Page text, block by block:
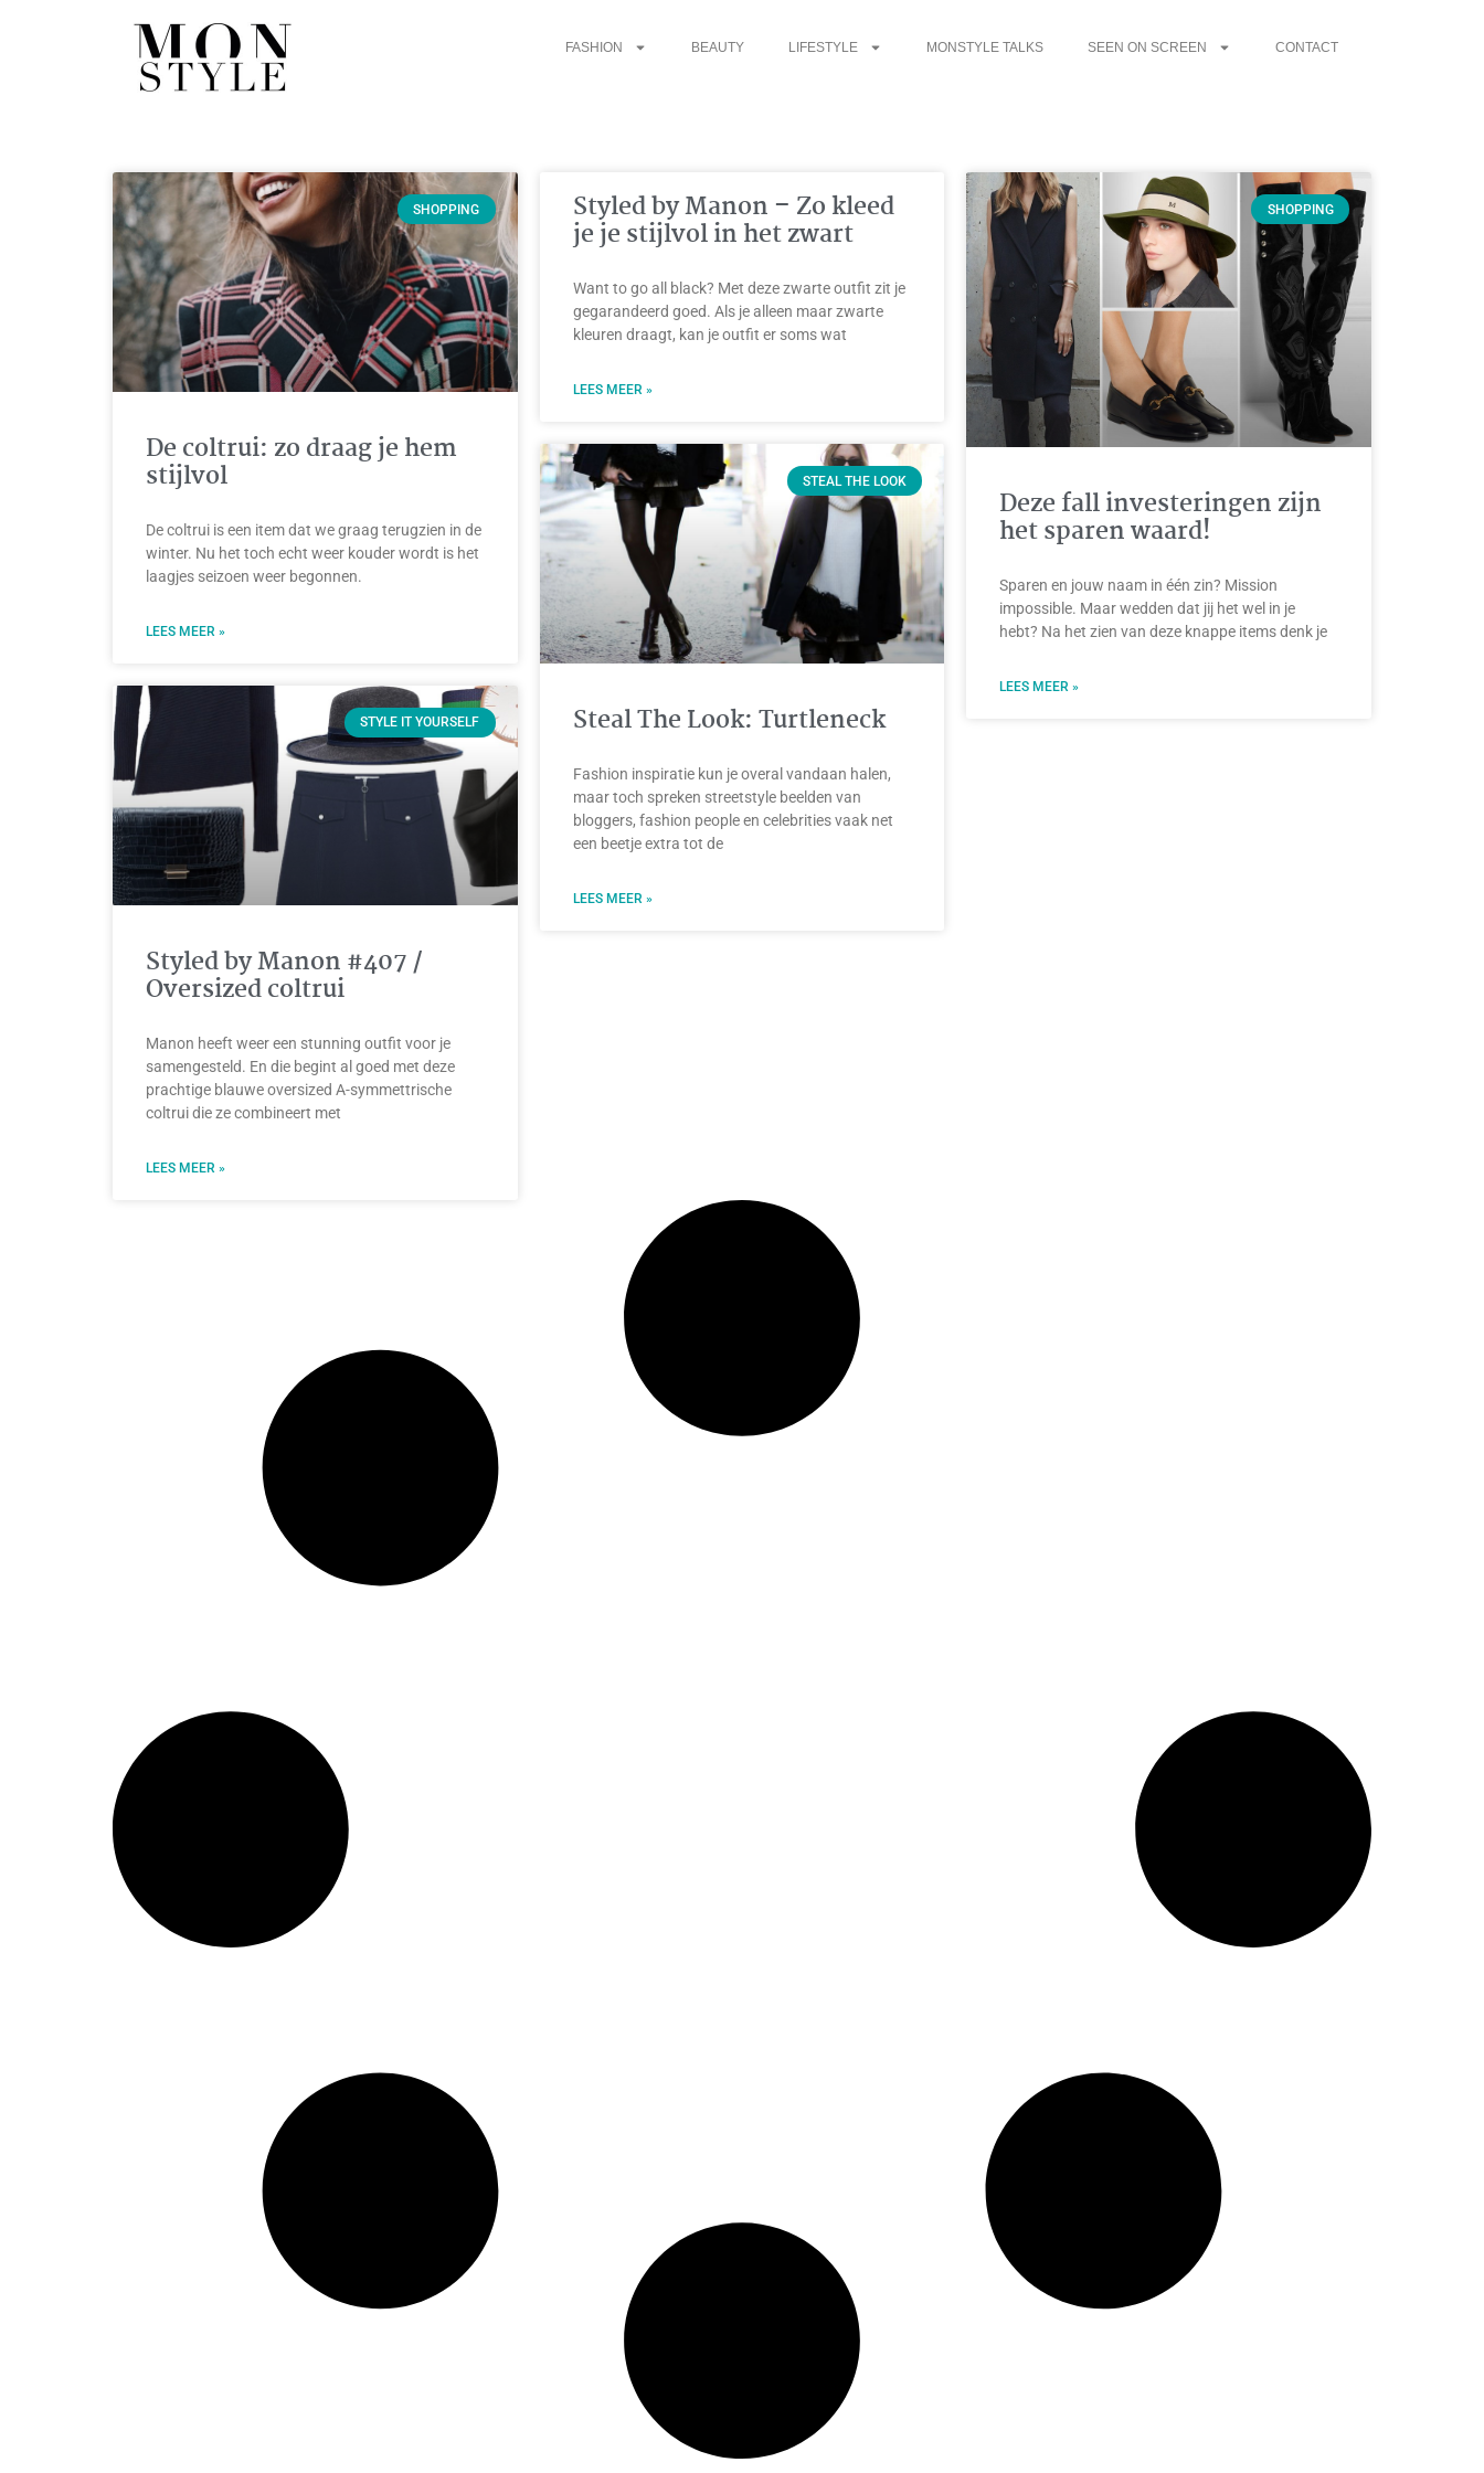
FASHION BEAUTY LIFESTYLE MONSTYLE TALKS SEEN ON SCREEN CONTACT
SHOPPING
De coltrui: zo draag je hem
stijlvol
De coltrui is een item dat we graag terugzien in de
winter. Nu het toch echt weer kouder wordt is het
laagjes seizoen weer begonnen.
LEES MEER »
Styled by Manon – Zo kleed
je je stijlvol in het zwart
Want to go all black? Met deze zwarte outfit zit je
gegarandeerd goed. Als je alleen maar zwarte
kleuren draagt, kan je outfit er soms wat
LEES MEER »
SHOPPING
Deze fall investeringen zijn
het sparen waard!
Sparen en jouw naam in één zin? Mission
impossible. Maar wedden dat jij het wel in je
hebt? Na het zien van deze knappe items denk je
LEES MEER »
STYLE IT YOURSELF
Styled by Manon #407 /
Oversized coltrui
Manon heeft weer een stunning outfit voor je
samengesteld. En die begint al goed met deze
prachtige blauwe oversized A-symmettrische
coltrui die ze combineert met
LEES MEER »
STEAL THE LOOK
Steal The Look: Turtleneck
Fashion inspiratie kun je overal vandaan halen,
maar toch spreken streetstyle beelden van
bloggers, fashion people en celebrities vaak net
een beetje extra tot de
LEES MEER »